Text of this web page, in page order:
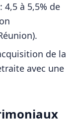
4,5 à 5,5% de
.
de la
avec une